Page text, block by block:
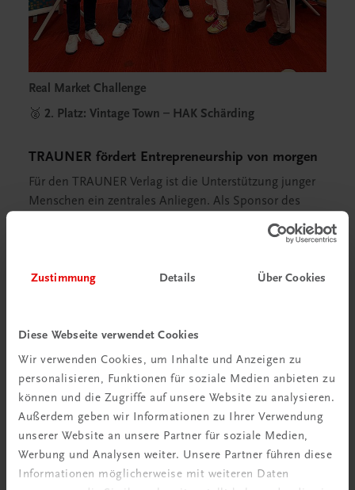
Zustimmung Details Über Cookies
Diese Webseite verwendet Cookies
Wir verwenden Cookies, um Inhalte und Anzeigen zu
personalisieren, Funktionen für soziale Medien anbieten zu
können und die Zugriffe auf unsere Website zu analysieren.
Außerdem geben wir Informationen zu Ihrer Verwendung
unserer Website an unsere Partner für soziale Medien,
Werbung und Analysen weiter. Unsere Partner führen diese
Informationen möglicherweise mit weiteren Daten
Real Market Challenge
🥈 2. Platz: Vintage Town – HAK Schärding
TRAUNER fördert Entrepreneurship von morgen
Für den TRAUNER Verlag ist die Unterstützung junger
Menschen ein zentrales Anliegen. Als Sponsor des
Wettbewerbs möchten wir Schülerinnen und Schüler
unternehmerisches Denken aktiv zu leben.
Partnern und Sponsoren die Siegerteams
auszeichnete.
Der Next Generation Award zeigt Jahr für Jahr, wie
engagiert, ideenreich und zukunftsorientiert junge
Menschen denken. Genau diese Fähigkeiten werden
die Wirtschaft von morgen prägen.
Nächster Halt: Bundesfinale in Wien